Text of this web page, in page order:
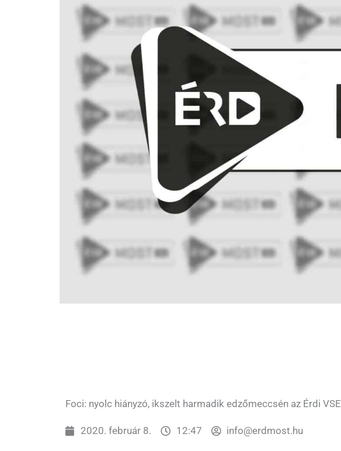
Foci: nyolc hiányzó, ikszelt harmadik edzőmeccsén az Érdi VSE
2020. február 8. 12:47 info@erdmost.hu